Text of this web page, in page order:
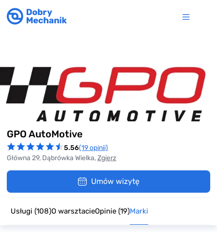
GPO AutoMotive
5.56(19 opinii)
Główna 29, Dąbrówka Wielka,Zgierz
Umów wizytę
Usługi (108)O warsztacieOpinie (19)Marki